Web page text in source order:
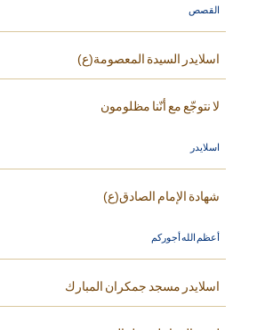
القصص
اسلايدر السيدة المعصومة(ع)
لا نتوجّع مع أنّنا مظلومون
اسلايدر
شهادة الإمام الصادق(ع)
أعظم الله أجوركم
اسلايدر مسجد جمكران المبارك